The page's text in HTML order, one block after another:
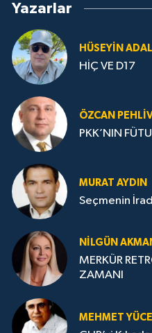
Yazarlar
HÜSEYIN
HİÇ VE D17
ÖZCAN
PKK’NIN
MURAT AYDIN
Seçmenin
NILGÜN
MERKÜR
ZAMANI
MEHMET